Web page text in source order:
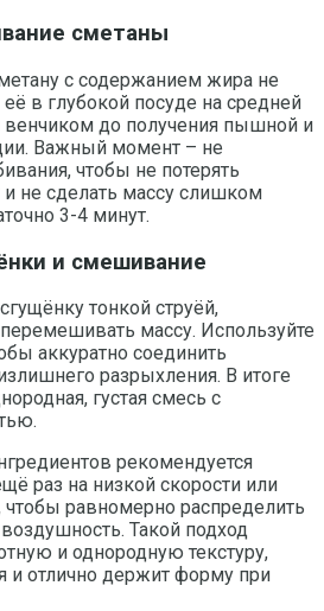
сметаны
с содержанием жира не
в глубокой посуде на средней
венчиком до получения пышной и
Важный момент – не
чтобы не потерять
не сделать массу слишком
3-4 минут.
и смешивание
тонкой струёй,
массу. Используйте
аккуратно соединить
разрыхления. В итоге
густая смесь с
рекомендуется
раз на низкой скорости или
равномерно распределить
Такой подход
и однородную текстуру,
и отлично держит форму при